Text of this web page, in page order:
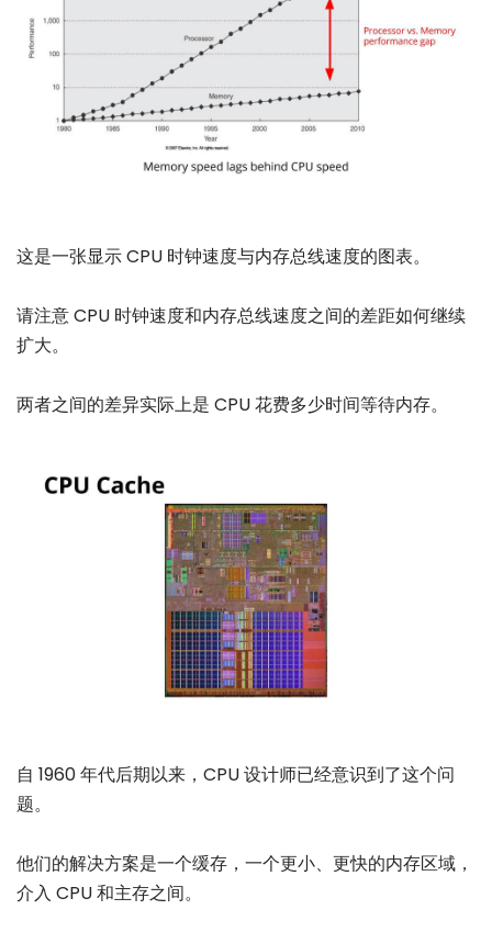
这是一张显示 CPU 时钟速度与内存总线速度的图表。
请注意 CPU 时钟速度和内存总线速度之间的差距如何继续
扩大。
两者之间的差异实际上是 CPU 花费多少时间等待内存。
自 1960 年代后期以来，CPU 设计师已经意识到了这个问
题。
他们的解决方案是一个缓存，一个更小、更快的内存区域，
介入 CPU 和主存之间。